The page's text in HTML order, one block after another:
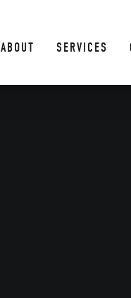
ABOUT SERVICES